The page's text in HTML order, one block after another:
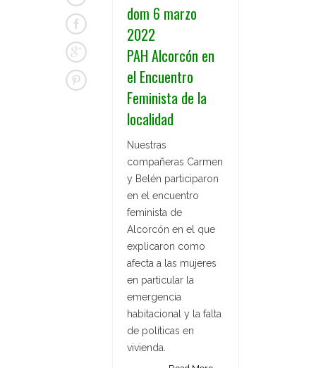
dom 6 marzo
2022
PAH Alcorcón en
el Encuentro
Feminista de la
localidad
Nuestras
compañeras Carmen
y Belén participaron
en el encuentro
feminista de
Alcorcón en el que
explicaron como
afecta a las mujeres
en particular la
emergencia
habitacional y la falta
de políticas en
vivienda.